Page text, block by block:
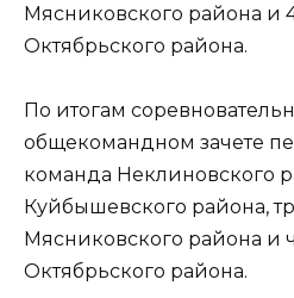
Мясниковского района и
Октябрьского района.
По итогам
общекомандном зачете
команда Неклиновского
Куйбышевского района,
Мясниковского района и
Октябрьского района.